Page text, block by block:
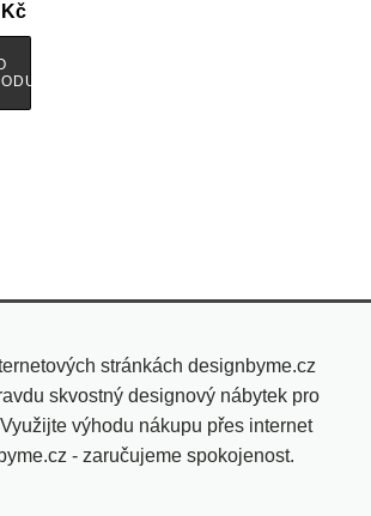
Kč
stránkách designbyme.cz
skvostný designový nábytek pro
výhodu nákupu přes internet
- zaručujeme spokojenost.